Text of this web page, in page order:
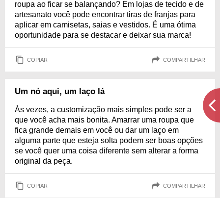
roupa ao ficar se balançando? Em lojas de tecido e de
artesanato você pode encontrar tiras de franjas para
aplicar em camisetas, saias e vestidos. É uma ótima
oportunidade para se destacar e deixar sua marca!
COPIAR COMPARTILHAR
Um nó aqui, um laço lá
Às vezes, a customização mais simples pode ser a
que você acha mais bonita. Amarrar uma roupa que
fica grande demais em você ou dar um laço em
alguma parte que esteja solta podem ser boas opções
se você quer uma coisa diferente sem alterar a forma
original da peça.
COPIAR COMPARTILHAR